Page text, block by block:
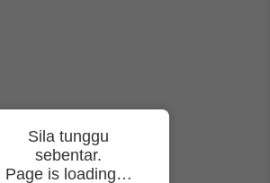
Sila tunggu
sebentar.
Page is loading…